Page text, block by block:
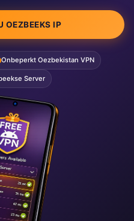
OEZBEEKS IP
Onbeperkt Oezbekistan VPN
Server